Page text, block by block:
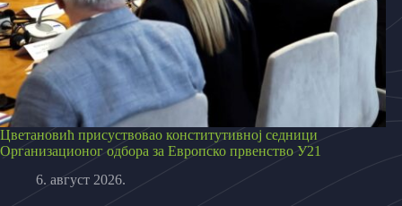
Цветановић присуствовао конститутивној седници
Организационог одбора за Европско првенство У21
6. август 2026.